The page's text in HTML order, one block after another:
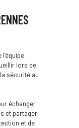
lors de
sécurité au
échanger
et partager
et de